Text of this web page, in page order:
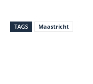
TAGS Maastricht